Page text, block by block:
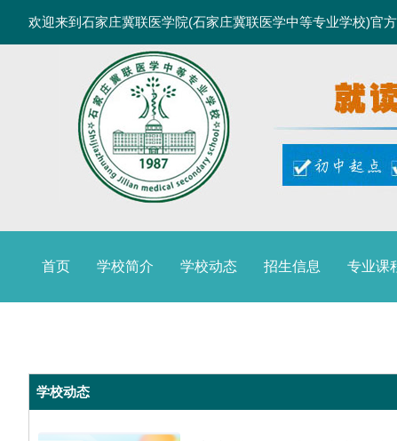
欢迎来到石家庄冀联医学院(石家庄冀联医学中等专业学校)官方
首页 学校简介 学校动态 招生信息 专业课
学校动态